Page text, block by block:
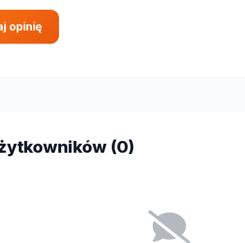
opinię
(0)